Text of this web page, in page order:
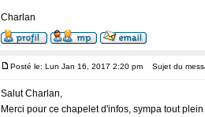
Charlan
Posté le: Lun Jan 16, 2017 2:20 pm Sujet du
Salut Charlan,
Merci pour ce chapelet d'infos, sympa tout plein